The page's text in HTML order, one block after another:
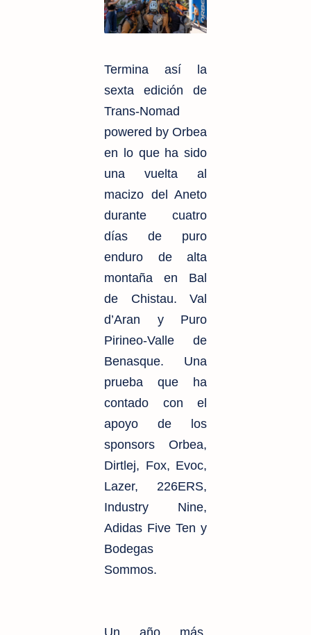
Termina así la
sexta edición de
Trans-Nomad
powered by Orbea
en lo que ha sido
una vuelta al
macizo del Aneto
durante cuatro
días de puro
enduro de alta
montaña en Bal
de Chistau. Val
d’Aran y Puro
Pirineo-Valle de
Benasque. Una
prueba que ha
contado con el
apoyo de los
sponsors Orbea,
Dirtlej, Fox, Evoc,
Lazer, 226ERS,
Industry Nine,
Adidas Five Ten y
Bodegas
Sommos.
Un año más,